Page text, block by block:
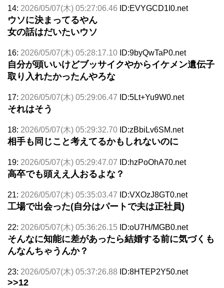
14: 2026/05/07(木) 05:27:06.46 ID:EVYGCD1I0.net
ウソに決まってるやん
女の話はだいたいウソ
16: 2026/05/07(木) 05:28:17.10 ID:9byQwTaP0.net
自分が頭いいけどブッサイクやからイケメン遺伝子
取り入れたかったんやろな
17: 2026/05/07(木) 05:29:06.47 ID:5Lt+Yu9W0.net
それはそう
18: 2026/05/07(木) 05:29:32.70 ID:zBbiLv6SM.net
相手も同じこと考えてるかもしれないのに
19: 2026/05/07(木) 05:29:47.07 ID:hzPoOhA70.net
高卒でも頭ええ人おるよな？
21: 2026/05/07(木) 05:35:03.47 ID:VXOzJ8GT0.net
工場で出会った(自分はパートで夫は正社員)
22: 2026/05/07(木) 05:36:26.15 ID:oU7H/MGB0.net
そんなに知能に差があったら結婚する前に気づくも
んなんちゃうんか？
23: 2026/05/07(木) 05:37:26.88 ID:8HTEP2Y50.net
>>12